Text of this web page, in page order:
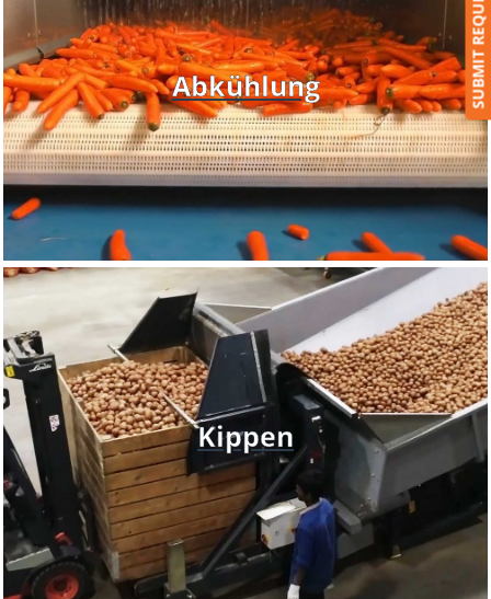
Abkühlung
Kippen
SUBMIT REQUEST